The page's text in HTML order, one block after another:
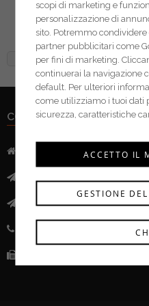
Fischer punte per
calcestruzzo SDX
CONTATTI
Via Mazzini, 52 -
Pec:ferrcima@pec.it
(+39) 0376 943911
scopi di marketing e
personalizzazione di
sito. Potremmo
partner pubblicitari come
per fini di marketing.
continuerai la navigazione
default. Per ulteriori
come utilizziamo i tuoi dati
sicurezza, caratteristiche
GESTIONE
ACCETTO IL